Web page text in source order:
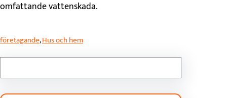
omfattande vattenskada.
företagande, Hus och hem